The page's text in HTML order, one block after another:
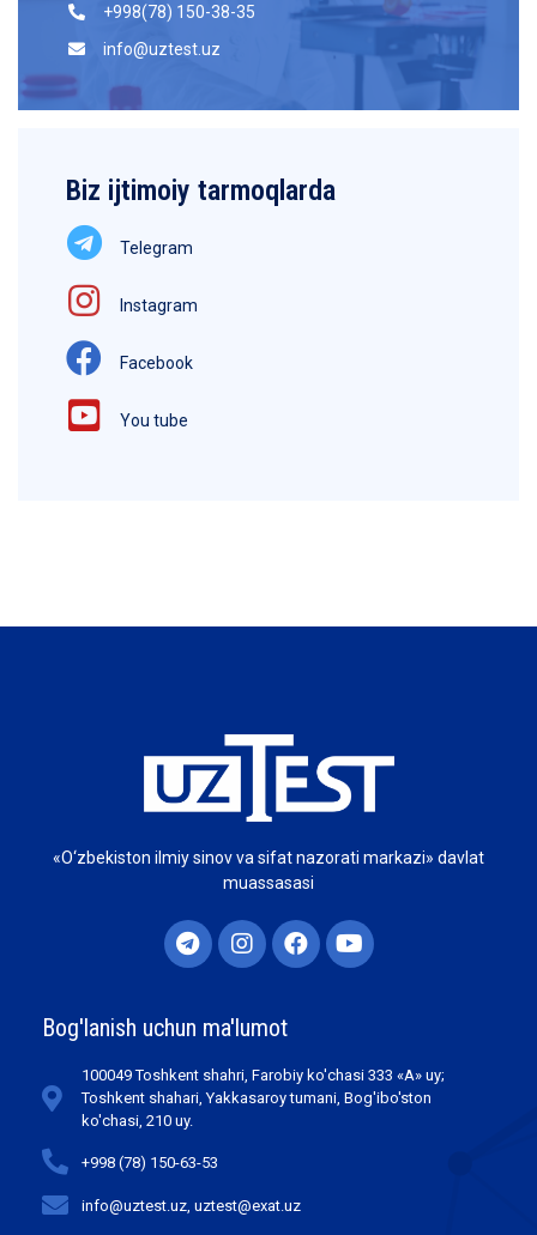
+998(78) 150-38-35
info@uztest.uz
Biz ijtimoiy tarmoqlarda
Telegram
Instagram
Facebook
You tube
«O‘zbekiston ilmiy sinov va sifat nazorati markazi» davlat
muassasasi
Bog'lanish uchun ma'lumot
100049 Toshkent shahri, Farobiy ko'chasi 333 «А» uy;
Toshkent shahari, Yakkasaroy tumani, Bog'ibo'ston
ko'chasi, 210 uy.
+998 (78) 150-63-53
info@uztest.uz, uztest@exat.uz